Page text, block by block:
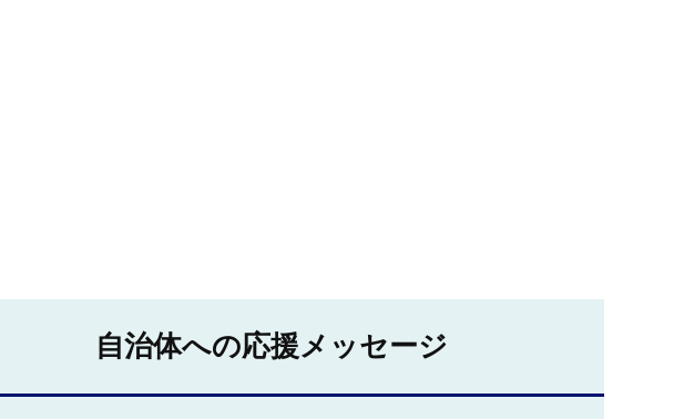
自治体への応援メッセージ